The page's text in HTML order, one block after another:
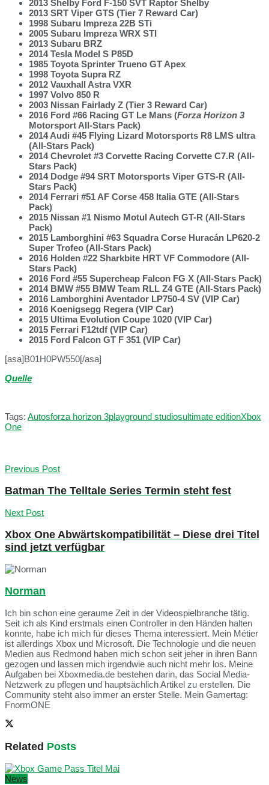
2013 Shelby Ford F-150 SVT Raptor Shelby
2013 SRT Viper GTS (Tier 7 Reward Car)
1998 Subaru Impreza 22B STi
2005 Subaru Impreza WRX STI
2013 Subaru BRZ
2014 Tesla Model S P85D
1985 Toyota Sprinter Trueno GT Apex
1998 Toyota Supra RZ
2012 Vauxhall Astra VXR
1997 Volvo 850 R
2003 Nissan Fairlady Z (Tier 3 Reward Car)
2016 Ford #66 Racing GT Le Mans (Forza Horizon 3
Motorsport All-Stars Pack)
2014 Audi #45 Flying Lizard Motorsports R8 LMS ultra
(All-Stars Pack)
2014 Chevrolet #3 Corvette Racing Corvette C7.R (All-
Stars Pack)
2014 Dodge #94 SRT Motorsports Viper GTS-R (All-
Stars Pack)
2014 Ferrari #51 AF Corse 458 Italia GTE (All-Stars
Pack)
2015 Nissan #1 Nismo Motul Autech GT-R (All-Stars
Pack)
2015 Lamborghini #63 Squadra Corse Huracán LP620-2
Super Trofeo (All-Stars Pack)
2016 Holden #22 Sharkbite HRT VF Commodore (All-
Stars Pack)
2016 Ford #55 Supercheap Falcon FG X (All-Stars Pack)
2014 BMW #55 BMW Team RLL Z4 GTE (All-Stars Pack)
2016 Lamborghini Aventador LP750-4 SV (VIP Car)
2016 Koenigsegg Regera (VIP Car)
2015 Ultima Evolution Coupe 1020 (VIP Car)
2015 Ferrari F12tdf (VIP Car)
2015 Ford Falcon GT F 351 (VIP Car)
[asa]B01H0PW550[/asa]
Quelle
Tags: Autosforza horizon 3playground studiosultimate editionXbox
One
Previous Post
Batman The Telltale Series Termin steht fest
Next Post
Xbox One Abwärtskompatibilität – Diese drei Titel
sind jetzt verfügbar
Norman
Ich bin schon eine geraume Zeit in der Videospielbranche tätig.
Seit ich als Kind erstmals einen Controller in den Händen halten
konnte, habe ich mich für dieses Thema interessiert. Mein Métier
ist allerdings Xbox und Microsoft. Die Technologie und die neuen
Medien aus Redmond haben mich schon seit jeher in ihren Bann
gezogen und lassen mich irgendwie auch nicht mehr los. Meine
Aufgaben bei Xboxmedia.de bestehen darin, das Social Media-
Netzwerk zu pflegen und hauptsächlich Artikel zu erstellen. Die
Community steht also immer an erster Stelle. Mein Gamertag:
FnormONE
Related Posts
News